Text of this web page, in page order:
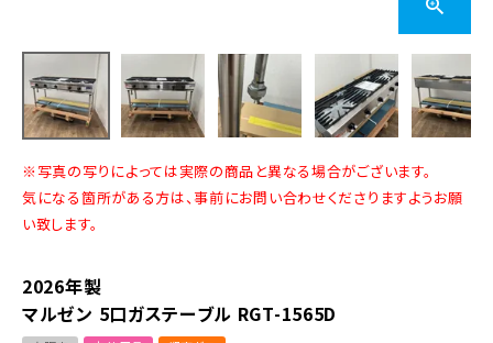
※写真の写りによっては実際の商品と異なる場合がございます。
気になる箇所がある方は、事前にお問い合わせくださりますようお願
い致します。
2026年製
マルゼン 5口ガステーブル RGT-1565D